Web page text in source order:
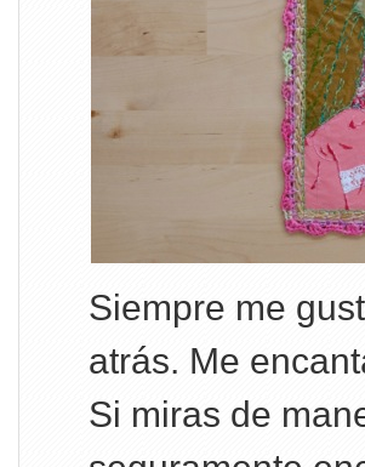
Siempre me
atrás. Me
Si miras de